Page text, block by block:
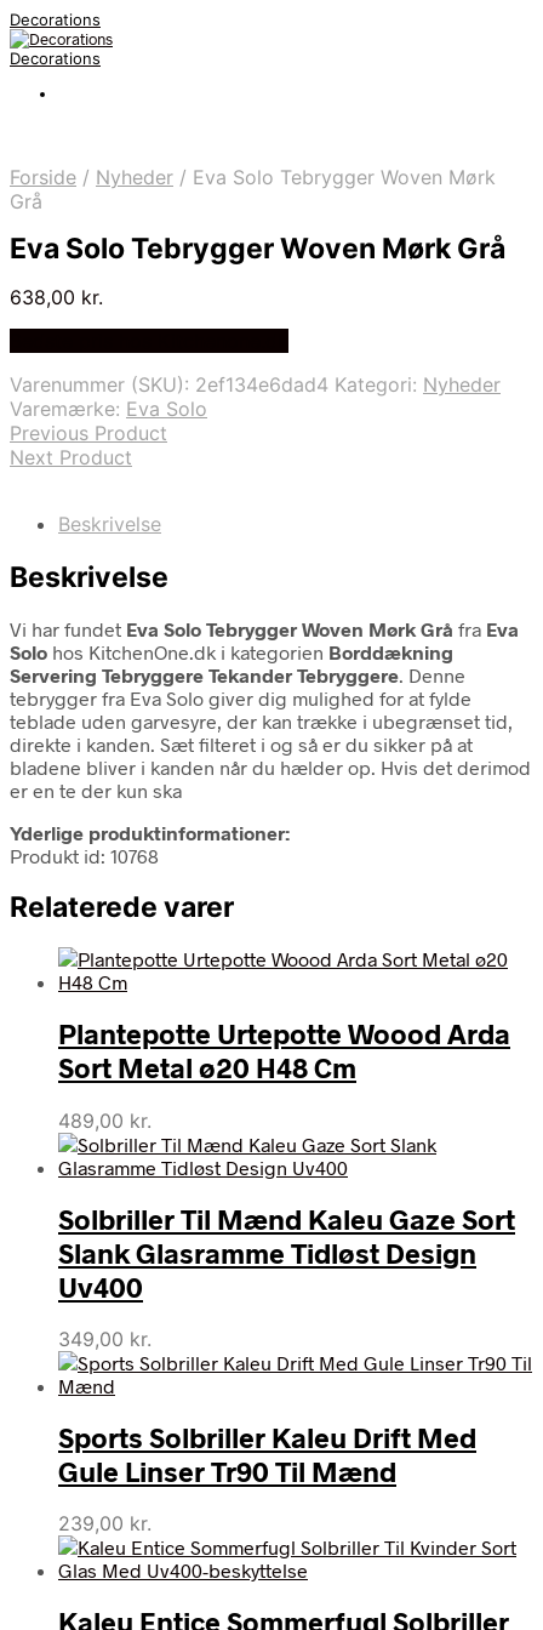
Decorations
Decorations
Forside / Nyheder / Eva Solo Tebrygger Woven Mørk
Grå
Eva Solo Tebrygger Woven Mørk Grå
638,00 kr.
Varenummer (SKU): 2ef134e6dad4 Kategori: Nyheder
Varemærke: Eva Solo
Previous Product
Next Product
Beskrivelse
Beskrivelse
Vi har fundet Eva Solo Tebrygger Woven Mørk Grå fra Eva
Solo hos KitchenOne.dk i kategorien Borddækning
Servering Tebryggere Tekander Tebryggere. Denne
tebrygger fra Eva Solo giver dig mulighed for at fylde
teblade uden garvesyre, der kan trække i ubegrænset tid,
direkte i kanden. Sæt filteret i og så er du sikker på at
bladene bliver i kanden når du hælder op. Hvis det derimod
er en te der kun ska
Yderlige produktinformationer:
Produkt id: 10768
Relaterede varer
Plantepotte Urtepotte Woood Arda
Sort Metal ø20 H48 Cm
489,00 kr.
Solbriller Til Mænd Kaleu Gaze Sort
Slank Glasramme Tidløst Design
Uv400
349,00 kr.
Sports Solbriller Kaleu Drift Med
Gule Linser Tr90 Til Mænd
239,00 kr.
Kaleu Entice Sommerfugl Solbriller